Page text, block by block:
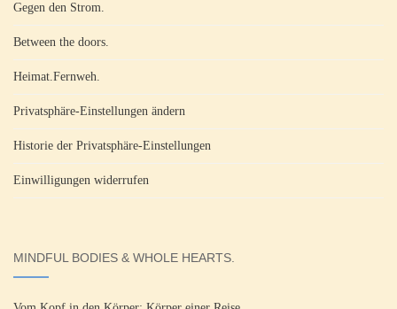
Gegen den Strom.
Between the doors.
Heimat.Fernweh.
Privatsphäre-Einstellungen ändern
Historie der Privatsphäre-Einstellungen
Einwilligungen widerrufen
MINDFUL BODIES & WHOLE HEARTS.